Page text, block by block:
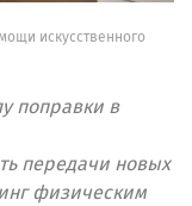
искусственного
поправки в
передачи новых
физическим